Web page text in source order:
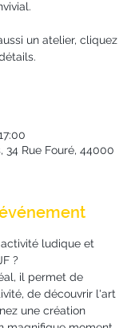
un atelier, cliquez
34 Rue Fouré, 44000
activité ludique et
?
il permet de
de découvrir l'art
une création